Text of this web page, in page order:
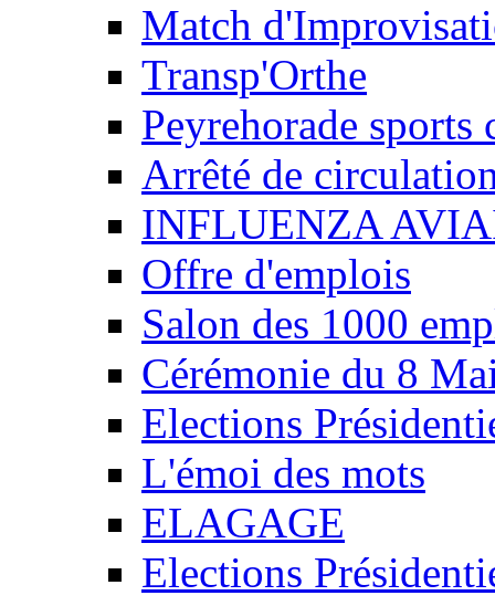
Match
Transp'Orthe
Peyrehorade sports
Arrêté de
INFLUENZA
Offre d'emplois
Salon des 1000
Cérémonie du 8
Elections
L'émoi des mots
ELAGAGE
Elections